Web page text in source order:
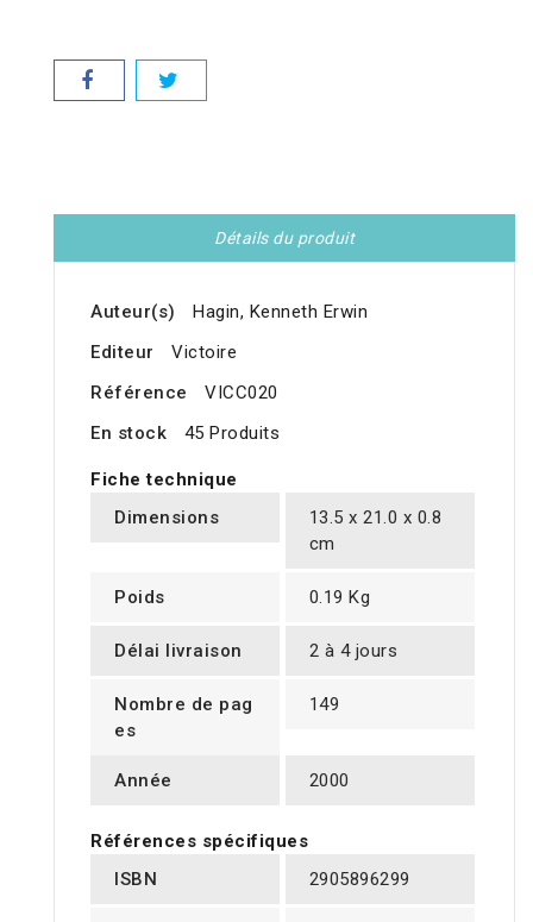
Détails du produit
Auteur(s)
Hagin, Kenneth Erwin
Editeur
Victoire
Référence
VICC020
En stock
45 Produits
Fiche technique
Dimensions
13.5 x 21.0 x 0.8
cm
Poids 0.19 Kg
Délai livraison 2 à 4 jours
Nombre de pag
es
149
Année 2000
Références spécifiques
ISBN
2905896299